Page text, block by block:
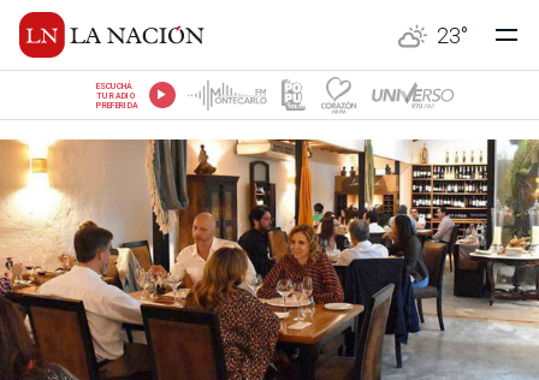
23°
ESCUCHÁ
TU RADIO
PREFERIDA